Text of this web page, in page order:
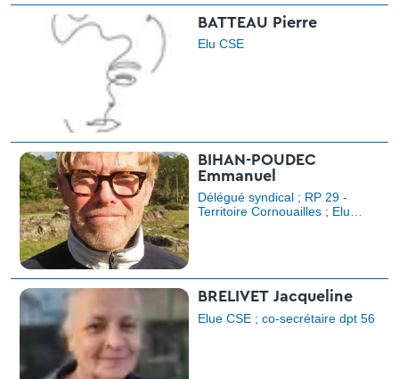
régional, local… dans le cadre
d’une charte, elles & ils agissent
dans la transparence et
s’opposent à toute
BATTEAU Pierre
Elu CSE
BIHAN-POUDEC
Emmanuel
Délégué syndical ; RP 29 -
Territoire Cornouailles ; Elu
BRELIVET Jacqueline
Elue CSE ; co-secrétaire dpt 56